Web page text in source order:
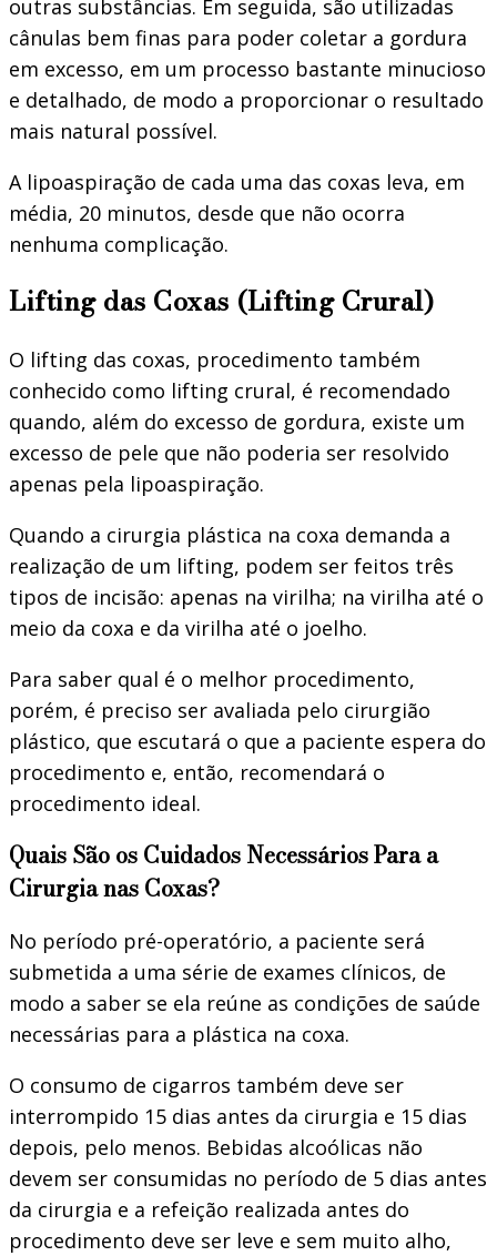
outras substâncias. Em seguida, são utilizadas
cânulas bem finas para poder coletar a gordura
em excesso, em um processo bastante minucioso
e detalhado, de modo a proporcionar o resultado
mais natural possível.
A lipoaspiração de cada uma das coxas leva, em
média, 20 minutos, desde que não ocorra
nenhuma complicação.
Lifting das Coxas (Lifting Crural)
O lifting das coxas, procedimento também
conhecido como lifting crural, é recomendado
quando, além do excesso de gordura, existe um
excesso de pele que não poderia ser resolvido
apenas pela lipoaspiração.
Quando a cirurgia plástica na coxa demanda a
realização de um lifting, podem ser feitos três
tipos de incisão: apenas na virilha; na virilha até o
meio da coxa e da virilha até o joelho.
Para saber qual é o melhor procedimento,
porém, é preciso ser avaliada pelo cirurgião
plástico, que escutará o que a paciente espera do
procedimento e, então, recomendará o
procedimento ideal.
Quais São os Cuidados Necessários Para a
Cirurgia nas Coxas?
No período pré-operatório, a paciente será
submetida a uma série de exames clínicos, de
modo a saber se ela reúne as condições de saúde
necessárias para a plástica na coxa.
O consumo de cigarros também deve ser
interrompido 15 dias antes da cirurgia e 15 dias
depois, pelo menos. Bebidas alcoólicas não
devem ser consumidas no período de 5 dias antes
da cirurgia e a refeição realizada antes do
procedimento deve ser leve e sem muito alho,